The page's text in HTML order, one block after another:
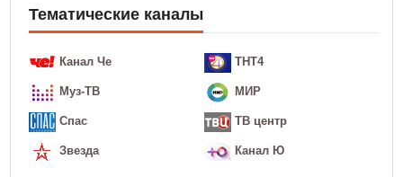
Тематические каналы
Канал Че
Муз-ТВ
Спас
Звезда
ТНТ4
МИР
ТВ центр
Канал Ю